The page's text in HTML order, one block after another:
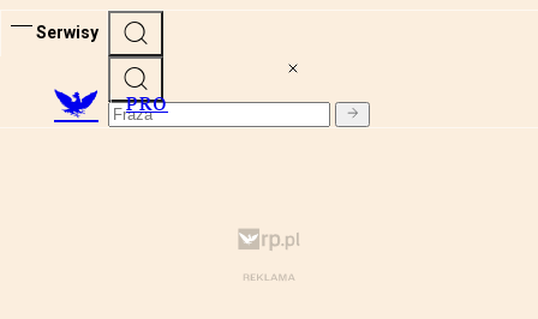
Serwisy
PRO